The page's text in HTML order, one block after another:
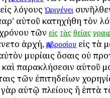
λόγους Ὠριγένει
αὐτοῦ κατηχήθη τὸν
τῶν εἰς τὰς θείας
ἀρχή, Ἀμβροσίου εἰς τὰ
μυρίαις ὅσαις οὐ
παρακλήσεσιν αὐτοῦ
τῶν ἐπιτηδείων
αὐτῷ πλείους ἢ ἑπτὰ